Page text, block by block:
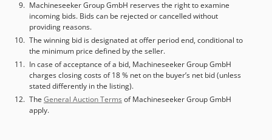
Machineseeker Group GmbH reserves the right to examine
incoming bids. Bids can be rejected or cancelled without
providing reasons.
The winning bid is designated at offer period end, conditional to
the minimum price defined by the seller.
In case of acceptance of a bid, Machineseeker Group GmbH
charges closing costs of 18 % net on the buyer’s net bid (unless
stated differently in the listing).
The General Auction Terms of Machineseeker Group GmbH
apply.